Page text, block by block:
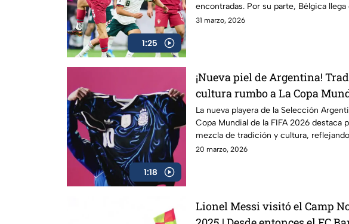
1:25
encontradas. Por su parte, Bélgica llega
confianza luego de vencer a Estados
31 marzo, 2026
1:18
¡Nueva piel de Argentina!
cultura rumbo a La Copa
FIFA 2026
La nueva playera de la Selección
Copa Mundial de la FIFA 2026 destaca
mezcla de tradición y cultura,
y pasión del país. Un diseño que
20 marzo, 2026
Lionel Messi visitó el Camp